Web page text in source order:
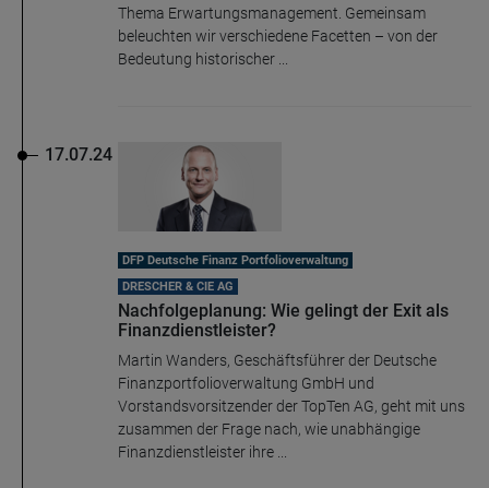
Thema Erwartungsmanagement. Gemeinsam
beleuchten wir verschiedene Facetten – von der
Bedeutung historischer ...
17.07.24
DFP Deutsche Finanz Portfolioverwaltung
DRESCHER & CIE AG
Nachfolgeplanung: Wie gelingt der Exit als
Finanzdienstleister?
Martin Wanders, Geschäftsführer der Deutsche
Finanzportfolioverwaltung GmbH und
Vorstandsvorsitzender der TopTen AG, geht mit uns
zusammen der Frage nach, wie unabhängige
Finanzdienstleister ihre ...